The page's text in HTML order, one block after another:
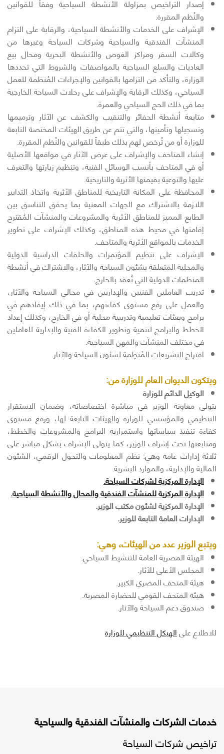
إصدار التراخيص بمزاولة الأنشطة السياحية وفقاً للقوانين
والنُظم المقررة.
الإشراف على الخدمات والأنشطة السياحية، والرقابة على التزام
المنشآت الفندقية والسياحية وشركات السياحة وغيرها من
وكالات السفر ومراكز الغوص والأنشطة البحرية ومحال بيع
العاديات والسلع السياحية بالمواصفات والشروط التي تحددها
الوزارة، والتأكد من التزامها بالقوانين والإجراءات المُنظمة للعمل
السياحي، وكذلك الرقابة والإشراف على رحلات السياحة الخارجية
بما في ذلك الحج السياحي والعمرة.
متابعة أنشطة الحفائر والتنقيب والكشف عن الآثار وترميمها
وتسجيلها وتأمينها، والتي تتم عن طريق الهيئات المختصة التابعة
للوزارة أو من تُرخص لهم بذلك طبقاً للقوانين والنُظم المقررة.
إنشاء المتاحف والإشراف على عرض الآثار في مواقعها الأصلية
أو في المتاحف بأنسب الوسائل الفنية، وتنظيم زيارتها والتعرف
عليها والتوعية بقيمتها الأثرية والتاريخية.
المحافظة على المكانة التاريخية للمناطق الأثرية واتخاذ التدابير
اللازمة بالاشتراك مع الجهات المعنية بما يحقق التناسق بين
الطابع المميز للمناطق الأثرية والمشروعات والمنشآت المُقترح
إقامتها في محيط هذه المناطق، وكذلك الإشراف على تطوير
الخدمات بالمواقع الأثرية والمتاحف.
الإشراف على تنظيم المؤتمرات والحلقات الدراسية الدولية
والمحلية المتعلقة بشئون السياحة والآثار، والاشتراك في أنشطة
المنظمات الدولية التي تُعقد بالخارج.
تدريب العاملين الفنيين والإداريين في مجالي السياحة والآثار،
والعمل على رفع مستوى كفاءتهم، بما في ذلك إيفادهم في
برامج وبعثات تعليمية وتدريبية محلية أو في الخارج، وكذلك إعداد
الخطط والبرامج لتنمية وتطوير الكفاءة الفنية والإدارية للعاملين
في مختلف المنشآت والمهن السياحية.
اقتراح التشريعات المُنظِمة لشئون السياحة والآثار.
ويتكون الديوان العام للوزارة من:
الوكيل الدائم للوزارة
يتولى معاونة الوزير في مباشرة اختصاصاته، وضمان الاستقرار
التنظيمي والمؤسسي للوزارة والهيئات التابعة لها، ورفع مستوى
كفاءة تنفيذ سياساتها واستمرارية البرامج والمشروعات والخطط،
ومتابعتها تحت إشراف الوزير، كما يتولى الإشراف بشكل مباشر على
ثلاثة إدارات عامة وهي: نظم المعلومات والتحول الرقمي، الشئون
المالية والإدارية، والموارد البشرية.
الإدارة المركزية لشركات السياحة.
الإدارة المركزية للمنشآت الفندقية والمحال والأنشطة السياحية.
الإدارة المركزية لشئون مكتب الوزير.
الإدارات العامة التابعة للوزير.
ويتبع الوزير عدد من الهيئات، وهي:
الهيئة المصرية العامة للتنشيط السياحي.
المجلس الأعلى للآثار.
هيئة المتحف المصري الكبير.
هيئة المتحف القومي للحضارة المصرية.
صندوق دعم السياحة والآثار.
للاطلاع علىالهيكل التنظيمي للوزارة
خدمات الشركات والمنشآت الفندقية والسياحية
تراخيص شركات السياحة